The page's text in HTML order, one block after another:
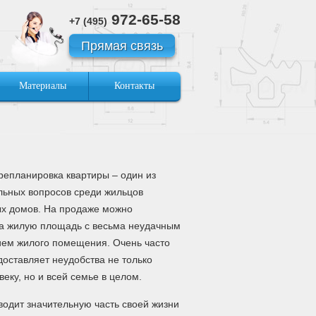
+7 (495) 972-65-58
Прямая связь
Материалы Контакты
квартиры – один из
вопросов среди жильцов
домов. На продаже можно
жилую площадь с весьма неудачным
жилого помещения. Очень часто
неудобства не только
но и всей семье в целом.
значительную часть своей жизни